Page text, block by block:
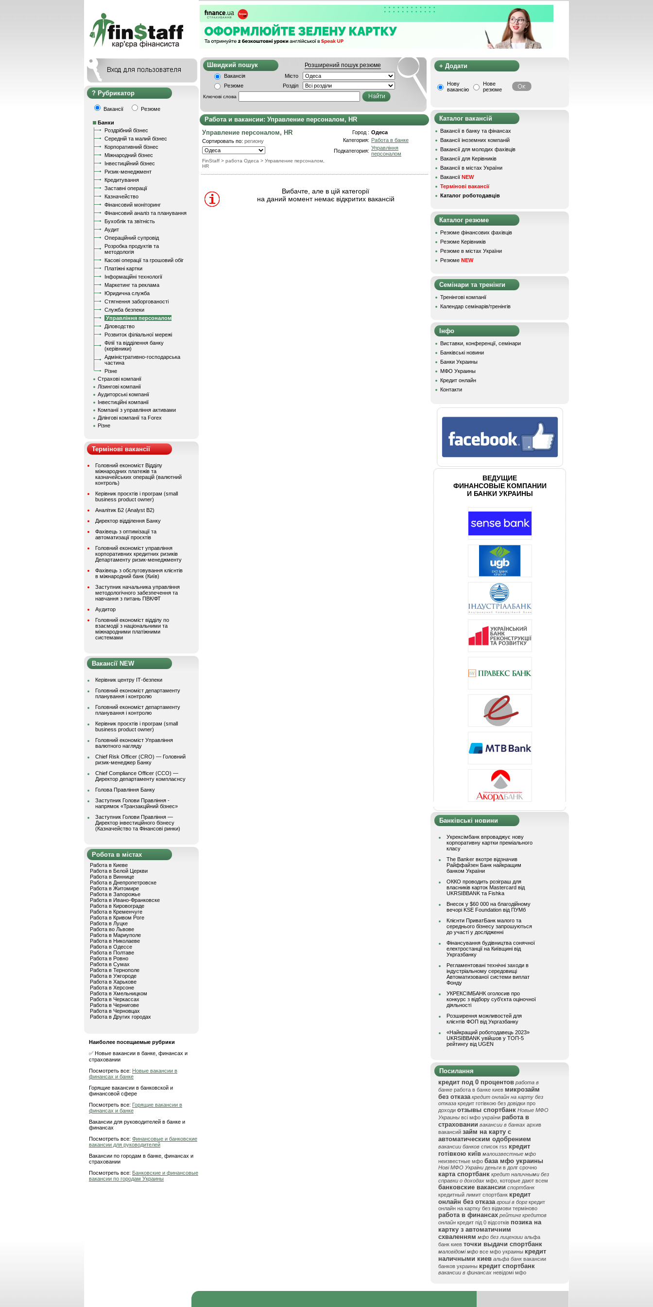
Рубрикатор
Вакансії Резюме
Банки
Роздрібний бізнес
Середній та малий бізнес
Корпоративний бізнес
Міжнародний бізнес
Інвестиційний бізнес
Ризик-менеджмент
Кредитування
Заставні операції
Казначейство
Фінансовий моніторинг
Фінансовий аналіз та планування
Бухоблік та звітність
Аудит
Операційний супровід
Розробка продуктів та
методологія
Касові операції та грошовий обіг
Платіжні картки
Інформаційні технології
Маркетинг та реклама
Юридична служба
Стягнення заборгованості
Служба безпеки
Управління персоналом
Діловодство
Розвиток філіальної мережі
Філії та відділення банку
(керівники)
Адміністративно-господарська
частина
Різне
Страхові компанії
Лізингові компанії
Аудиторські компанії
Інвестиційні компанії
Компанії з управління активами
Ділінгові компанії та Forex
Різне
Термінові вакансії
Головний економіст Відділу
міжнародних платежів та
казначейських операцій (валютний
контроль)
Керівник проєктів і програм (small
business product owner)
Аналітик Б2 (Analyst B2)
Директор відділення Банку
Фахівець з оптимізації та
автоматизації проєктів
Головний економіст управління
корпоративних кредитних ризиків
Департаменту ризик-менеджменту
Фахівець з обслуговування клієнтів
в міжнародний банк (Київ)
Заступник начальника управління
методологічного забезпечення та
навчання з питань ПВК/ФТ
Аудитор
Головний економіст відділу по
взаємодії з національними та
міжнародними платіжними
системами
Вакансії NEW
Керівник центру ІТ-безпеки
Головний економіст департаменту
планування і контролю
Головний економіст департаменту
планування і контролю
Керівник проєктів і програм (small
business product owner)
Головний економіст Управління
валютного нагляду
Chief Risk Officer (CRO) — Головний
ризик-менеджер Банку
Chief Compliance Officer (CCO) —
Директор департаменту комплаєнсу
Голова Правління Банку
Заступник Голови Правління -
напрямок «Транзакційний бізнес»
Заступник Голови Правління —
Директор інвестиційного бізнесу
(Казначейство та Фінансові ринки)
Робота в містах
Работа в Киеве
Работа в Белой Церкви
Работа в Виннице
Работа в Днепропетровске
Работа в Житомире
Работа в Запорожье
Работа в Ивано-Франковске
Работа в Кировограде
Работа в Кременчуге
Работа в Кривом Роге
Работа в Луцке
Работа во Львове
Работа в Мариуполе
Работа в Николаеве
Работа в Одессе
Работа в Полтаве
Работа в Ровно
Работа в Сумах
Работа в Тернополе
Работа в Ужгороде
Работа в Харькове
Работа в Херсоне
Работа в Хмельницком
Работа в Черкассах
Работа в Чернигове
Работа в Черновцах
Работа в Других городах
Наиболее посещаемые рубрики
✅ Новые вакансии в банке, финансах и
страховании
Посмотреть все: Новые вакансии в
финансах и банке
Горящие вакансии в банковской и
финансовой сфере
Посмотреть все: Горящие вакансии в
финансах и банке
Вакансии для руководителей в банке и
финансах
Посмотреть все: Финансовые и банковские
вакансии для руководителей
Вакансии по городам в банке, финансах и
страховании
Посмотреть все: Банковские и финансовые
вакансии по городам Украины
Швидкий пошук Розширений пошук резюме
Вакансія
Місто
Резюме
Розділ
Ключові слова
Работа и вакансии: Управление персоналом, HR
Управление персоналом, HR
Сортировать по: региону
FinStaff > работа Одеса > Управление персоналом,
HR
Город : Одеса
Категория: Работа в банке
Подкатегория: Управління
персоналом
Вибачте, але в цій категорії
на даний момент немає відкритих вакансій
+ Додати
Нову
вакансію
Нове
резюме
Каталог вакансій
Вакансії в банку та фінансах
Вакансії іноземних компаній
Вакансії для молодих фахівців
Вакансії для Керівників
Вакансії в містах України
Вакансії NEW
Термінові вакансії
Каталог роботодавців
Каталог резюме
Резюме фінансових фахівців
Резюме Керівників
Резюме в містах України
Резюме NEW
Семінари та тренінги
Тренінгові компанії
Календар семінарів/тренінгів
Інфо
Виставки, конференції, семінари
Банківські новини
Банки Украины
МФО Украины
Кредит онлайн
Контакти
ВЕДУЩИЕ
ФИНАНСОВЫЕ КОМПАНИИ
И БАНКИ УКРАИНЫ
Банківські новини
Укрексімбанк впроваджує нову
корпоративну картки преміального
класу
The Banker вкотре відзначив
Райффайзен Банк найкращим
банком України
ОККО проводить розіграш для
власників карток Mastercard від
UKRSIBBANK та Fishka
Внесок у $60 000 на благодійному
вечорі KSE Foundation від ПУМб
Клієнти ПриватБанк малого та
середнього бізнесу запрошуються
до участі у дослідженні
Фінансування будівництва сонячної
електростанції на Київщині від
Укргазбанку
Регламентовані технічні заходи в
індустріальному середовищі
Автоматизованої системи виплат
Фонду
УКРЕКСІМБАНК оголосив про
конкурс з відбору суб’єкта оціночної
діяльності
Розширення можливостей для
клієнтів ФОП від Укргазбанку
«Найкращий роботодавець 2023»
UKRSIBBANK увійшов у ТОП-5
рейтингу від UGEN
Посилання
кредит под 0 процентов работа в
банке работа в банке киев микрозайм
без отказа кредит онлайн на карту без
отказа кредит готівкою без довідки про
доходи отзывы спортбанк Новые МФО
Украины всі мфо україни работа в
страховании вакансии в банках архив
вакансий займ на карту с
автоматическим одобрением
вакансии банков список rss кредит
готівкою київ малоизвестные мфо
неизвестные мфо база мфо украины
Нові МФО України деньги в долг срочно
карта спортбанк кредит наличными без
справки о доходах мфо, которые дают всем
банковские вакансии спортбанк
кредитный лимит спортбанк кредит
онлайн без отказа гроші в борг кредит
онлайн на картку без відмови терміново
работа в финансах рейтинг кредитов
онлайн кредит під 0 відсотків позика на
картку з автоматичним
схваленням мфо без лицензии альфа
банк киев точки выдачи спортбанк
маловідомі мфо все мфо украины кредит
наличными киев альфа банк вакансии
банков украины кредит спортбанк
вакансии в финансах невідомі мфо